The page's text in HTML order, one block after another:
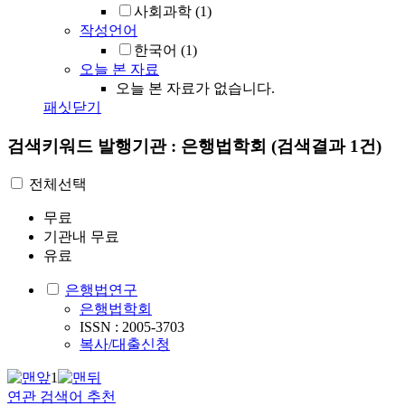
사회과학 (1)
작성언어
한국어 (1)
오늘 본 자료
오늘 본 자료가 없습니다.
패싯닫기
검색키워드 발행기관 : 은행법학회 (검색결과 1건)
전체선택
무료
기관내 무료
유료
은행법연구
은행법학회
ISSN : 2005-3703
복사/대출신청
1
연관 검색어 추천